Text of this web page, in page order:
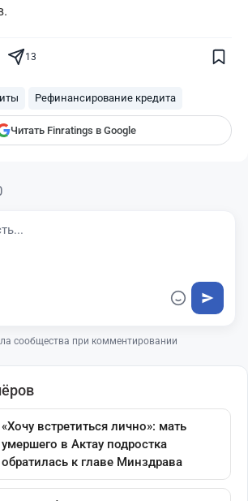
13
Рефинансирование кредита
Читать Finratings в Google
показываться вам
сообщества при комментировании